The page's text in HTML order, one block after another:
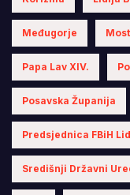
Međugorje
Papa Lav XIV.
Posavska Županija
Predsjednica FBiH
Središnji Državni